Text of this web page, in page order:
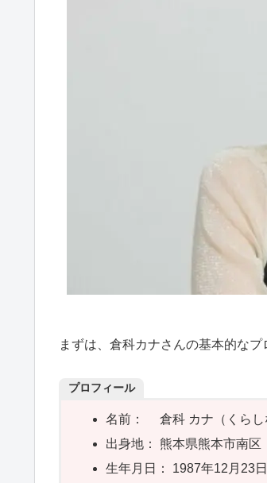
まずは、倉科カナさんの基本的なプ
プロフィール
名前： 倉科 カナ（くらし
出身地： 熊本県熊本市南区
生年月日： 1987年12月23日